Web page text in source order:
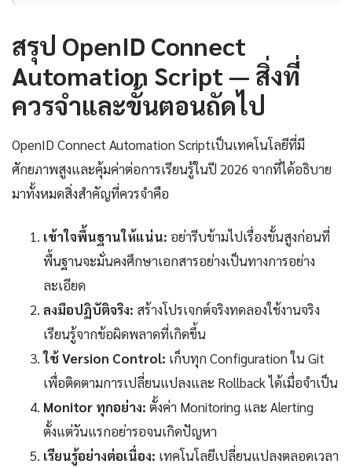
สรุป OpenID Connect
Automation Script — สิ่งที่
ควรจำและขั้นตอนถัดไป
OpenID Connect Automation Scriptเป็นเทคโนโลยีที่มี
ศักยภาพสูงและคุ้มค่าต่อการเรียนรู้ในปี 2026 จากที่ได้อธิบาย
มาทั้งหมดสิ่งสำคัญที่ควรจำคือ
เข้าใจพื้นฐานให้แน่น: อย่ารีบข้ามไปเรื่องขั้นสูงก่อนที่
พื้นฐานจะมั่นคงศึกษาเอกสารอย่างเป็นทางการอย่าง
ละเอียด
ลงมือปฏิบัติจริง: สร้างโปรเจกต์จริงทดลองใช้งานจริง
เรียนรู้จากข้อผิดพลาดที่เกิดขึ้น
ใช้ Version Control: เก็บทุก Configuration ใน Git
เพื่อติดตามการเปลี่ยนแปลงและ Rollback ได้เมื่อจำเป็น
Monitor ทุกอย่าง: ตั้งค่า Monitoring และ Alerting
ตั้งแต่วันแรกอย่ารอจนเกิดปัญหา
เรียนรู้อย่างต่อเนื่อง: เทคโนโลยีเปลี่ยนแปลงตลอดเวลา